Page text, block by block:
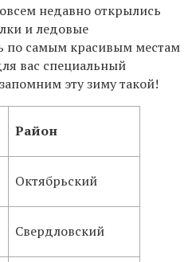
недавно открылись
и ледовые
по самым красивым местам
вас специальный
эту зиму такой!
Район
Октябрьский
Свердловский